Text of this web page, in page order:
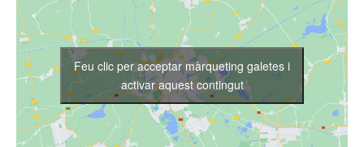
Feu clic per acceptar màrqueting galetes i
activar aquest contingut